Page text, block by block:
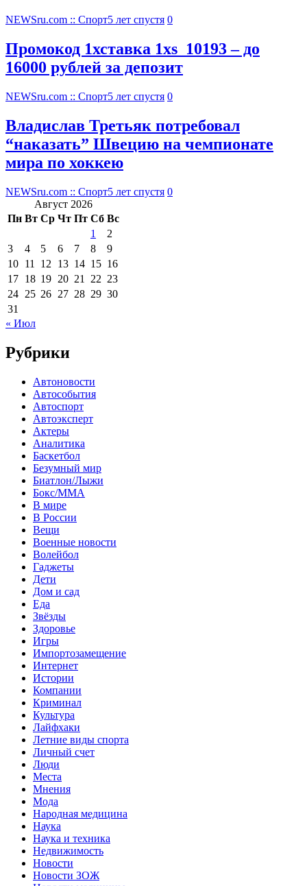
NEWSru.com :: Спорт5 лет спустя 0
Промокод 1хставка 1xs_10193 – до
16000 рублей за депозит
NEWSru.com :: Спорт5 лет спустя 0
Владислав Третьяк потребовал
“наказать” Швецию на чемпионате
мира по хоккею
NEWSru.com :: Спорт5 лет спустя 0
Август 2026
Пн Вт Ср Чт Пт Сб Вс
1
2
3
4 5 6 7 8
9
10 11 12 13 14 15 16
17 18 19 20 21 22 23
24 25 26 27 28 29 30
31
« Июл
Рубрики
Автоновости
Автособытия
Автоспорт
Автоэксперт
Актеры
Аналитика
Баскетбол
Безумный мир
Биатлон/Лыжи
Бокс/MMA
В мире
В России
Вещи
Военные новости
Волейбол
Гаджеты
Дети
Дом и сад
Еда
Звёзды
Здоровье
Игры
Импортозамещение
Интернет
Истории
Компании
Криминал
Культура
Лайфхаки
Летние виды спорта
Личный счет
Люди
Места
Мнения
Мода
Народная медицина
Наука
Наука и техника
Недвижимость
Новости
Новости ЗОЖ